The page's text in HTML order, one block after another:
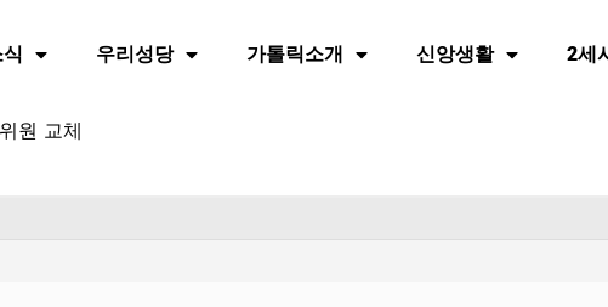
우리성당 가톨릭소개 신앙생활 2세
원 교체